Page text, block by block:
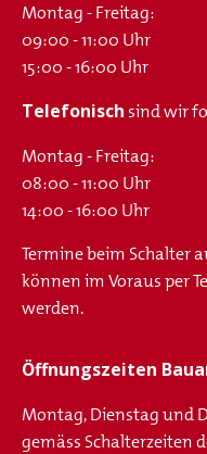
Montag - Freitag:
09:00 - 11:00 Uhr
15:00 - 16:00 Uhr
Telefonischsind wir
Montag - Freitag:
08:00 - 11:00 Uhr
14:00 - 16:00 Uhr
Termine beim Schalter
können im Voraus per
werden.
Öffnungszeiten
Montag, Dienstag und
gemäss Schalterzeiten